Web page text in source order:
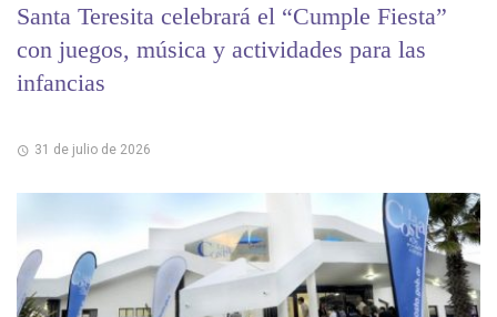
Santa Teresita celebrará el “Cumple Fiesta”
con juegos, música y actividades para las
infancias
31 de julio de 2026